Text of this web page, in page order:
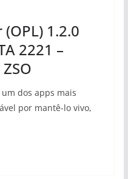
1.2.0
2221 –
um dos apps mais
por mantê-lo vivo,